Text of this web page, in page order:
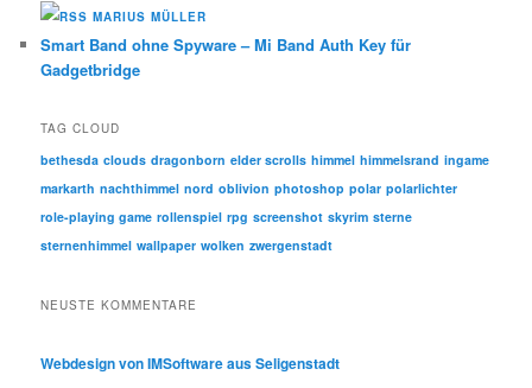
MARIUS MÜLLER
Smart Band ohne Spyware – Mi Band Auth Key für
Gadgetbridge
TAG CLOUD
bethesda clouds dragonborn elder scrolls himmel himmelsrand ingame
markarth nachthimmel nord oblivion photoshop polar polarlichter
role-playing game rollenspiel rpg screenshot skyrim sterne
sternenhimmel wallpaper wolken zwergenstadt
NEUSTE KOMMENTARE
Webdesign von IMSoftware aus Seligenstadt